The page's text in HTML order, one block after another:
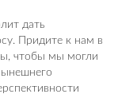
дать
Придите к нам в
чтобы мы могли